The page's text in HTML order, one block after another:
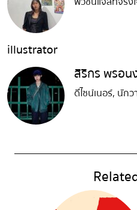
illustrator
สิริกร พรอน
ดีไซน์เนอร์, นักว